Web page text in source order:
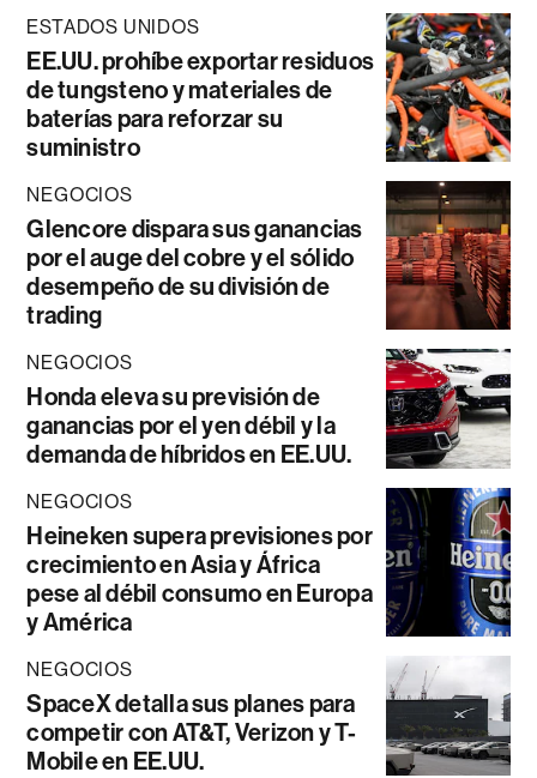
ESTADOS UNIDOS
EE.UU. prohíbe exportar residuos
de tungsteno y materiales de
baterías para reforzar su
suministro
NEGOCIOS
Glencore dispara sus ganancias
por el auge del cobre y el sólido
desempeño de su división de
trading
NEGOCIOS
Honda eleva su previsión de
ganancias por el yen débil y la
demanda de híbridos en EE.UU.
NEGOCIOS
Heineken supera previsiones por
crecimiento en Asia y África
pese al débil consumo en Europa
y América
NEGOCIOS
SpaceX detalla sus planes para
competir con AT&T, Verizon y T-
Mobile en EE.UU.